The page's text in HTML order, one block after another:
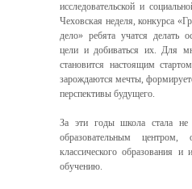
исследовательской и
Чеховская неделя, конкурса
дело» ребята учатся делать
цели и добиваться их. Для
становится настоящим
зарождаются мечты,
перспективы будущего.
За эти годы школа стала
образовательным центром,
классического образования
обучению.